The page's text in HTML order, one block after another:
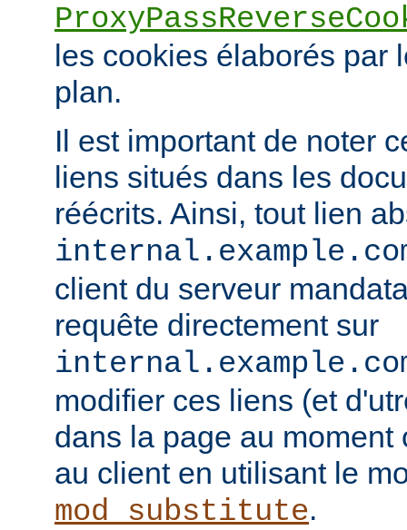
les cookies élaborés par
plan.
Il est important de noter
liens situés dans les
réécrits. Ainsi, tout lien
client du serveur
requête directement sur
modifier ces liens (et
dans la page au moment
au client en utilisant le
mod_substitute.